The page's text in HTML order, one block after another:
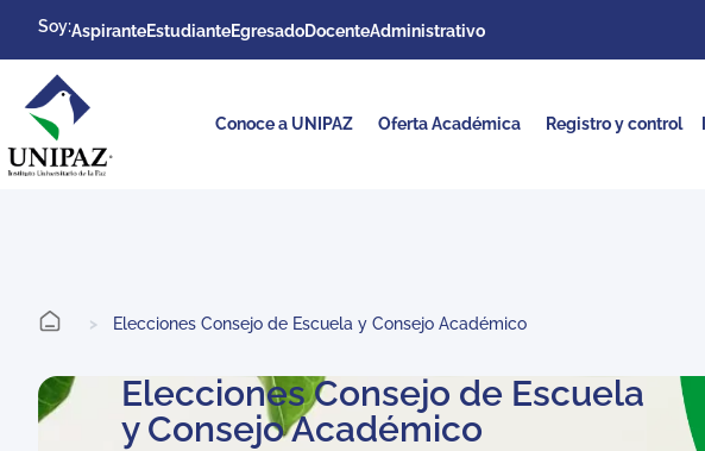
Soy:AspiranteEstudianteEgresadoDocenteAdministrativo
Conoce a UNIPAZ Oferta Académica Registro y control
> Elecciones Consejo de Escuela y Consejo Académico
Elecciones Consejo de Escuela
y Consejo Académico